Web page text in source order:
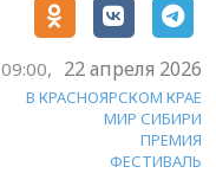
09:00, 22 апреля 2026
В КРАСНОЯРСКОМ КРАЕ
МИР СИБИРИ
ПРЕМИЯ
ФЕСТИВАЛЬ